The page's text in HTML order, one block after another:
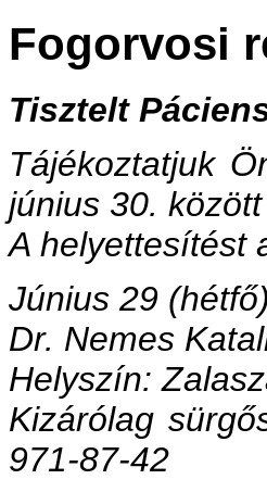
Fogorvosi
Tisztelt
Tájékoztatjuk
június 30.
A helyettesítést
Június 29 (hétfő)
Dr. Nemes
Helyszín:
Kizárólag
971-87-42